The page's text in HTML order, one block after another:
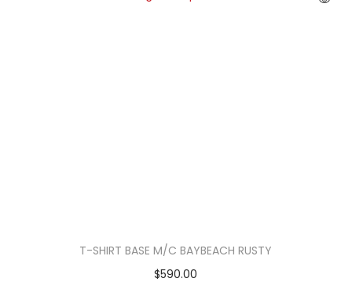
T-SHIRT BASE M/C BAYBEACH RUSTY
$590.00